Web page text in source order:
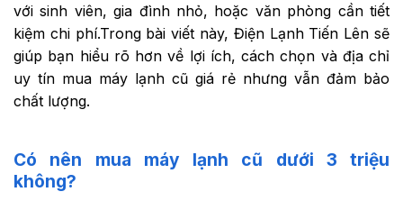
với sinh viên, gia đình nhỏ, hoặc văn phòng cần tiết
kiệm chi phí.Trong bài viết này, Điện Lạnh Tiến Lên sẽ
giúp bạn hiểu rõ hơn về lợi ích, cách chọn và địa chỉ
uy tín mua máy lạnh cũ giá rẻ nhưng vẫn đảm bảo
chất lượng.
Có nên mua máy lạnh cũ dưới 3 triệu
không?